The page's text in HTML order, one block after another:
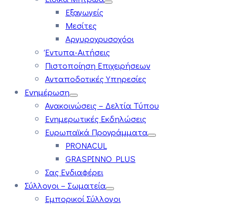
Εξαγωγείς
Μεσίτες
Αργυροχρυσοχόοι
Έντυπα-Αιτήσεις
Πιστοποίηση Επιχειρήσεων
Ανταποδοτικές Υπηρεσίες
Ενημέρωση
Ανακοινώσεις – Δελτία Τύπου
Ενημερωτικές Εκδηλώσεις
Ευρωπαϊκά Προγράμματα
PRONACUL
GRASPINNO PLUS
Σας Ενδιαφέρει
Σύλλογοι – Σωματεία
Εμπορικοί Σύλλογοι